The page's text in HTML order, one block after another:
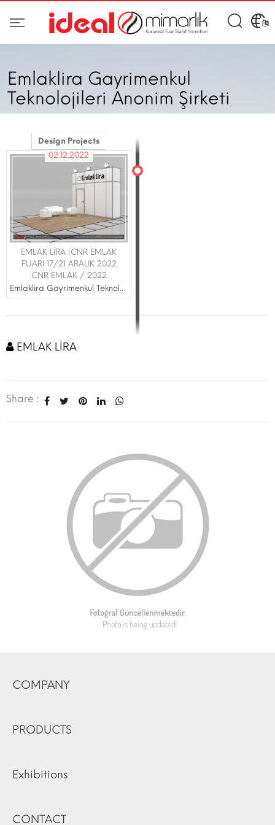
Emlaklira Gayrimenkul
Teknolojileri Anonim Şirketi
Design Projects
02.12.2022
EMLAK LİRA |CNR EMLAK
FUARI 17/21 ARALIK 2022
CNR EMLAK / 2022
Emlaklira Gayrimenkul Teknolojileri Anonim Şirketi
EMLAK LİRA
Share :
COMPANY
PRODUCTS
Exhibitions
CONTACT